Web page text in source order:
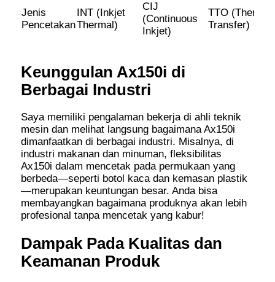
Jenis
Pencetakan
INT (Inkjet
Thermal)
CIJ
(Continuous
Inkjet)
TTO (Thermal
Transfer)
Keunggulan Ax150i di
Berbagai Industri
Saya memiliki pengalaman bekerja di ahli teknik
mesin dan melihat langsung bagaimana Ax150i
dimanfaatkan di berbagai industri. Misalnya, di
industri makanan dan minuman, fleksibilitas
Ax150i dalam mencetak pada permukaan yang
berbeda—seperti botol kaca dan kemasan plastik
—merupakan keuntungan besar. Anda bisa
membayangkan bagaimana produknya akan lebih
profesional tanpa mencetak yang kabur!
Dampak Pada Kualitas dan
Keamanan Produk